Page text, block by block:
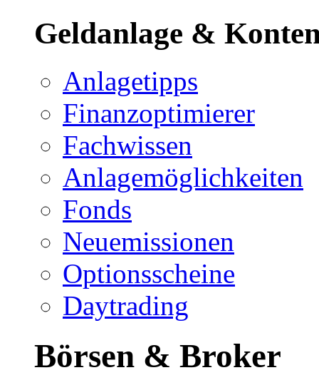
Geldanlage &
Anlagetipps
Finanzoptimierer
Fachwissen
Anlagemöglichkeiten
Fonds
Neuemissionen
Optionsscheine
Daytrading
Börsen & Broker